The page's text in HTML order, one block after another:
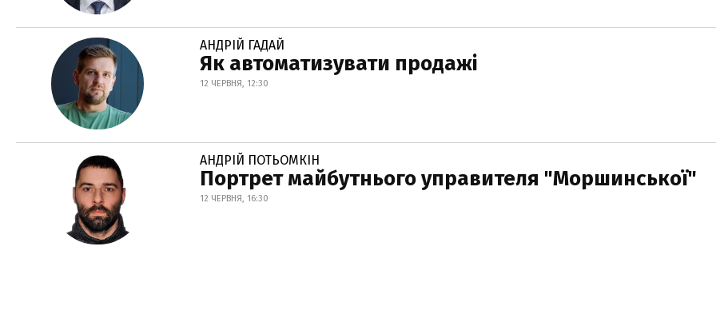
АНДРІЙ ГАДАЙ
Як автоматизувати продажі
12 ЧЕРВНЯ, 12:30
АНДРІЙ ПОТЬОМКІН
Портрет майбутнього управителя "Моршинської"
12 ЧЕРВНЯ, 16:30